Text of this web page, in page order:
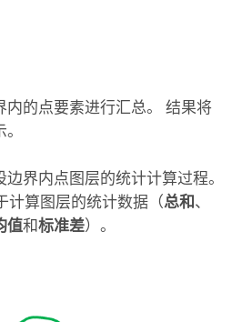
内的点要素进行汇总。 结果将
界内点图层的统计计算过程。
计算图层的统计数据（总和、
值和标准差）。